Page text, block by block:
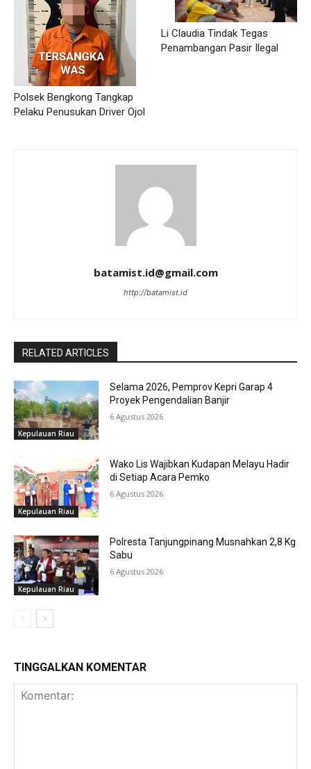
Polsek Bengkong Tangkap
Pelaku Penusukan Driver Ojol
Li Claudia Tindak Tegas
Penambangan Pasir Ilegal
batamist.id@gmail.com
http://batamist.id
RELATED ARTICLES
Kepulauan Riau
Selama 2026, Pemprov Kepri Garap 4
Proyek Pengendalian Banjir
6 Agustus 2026
Kepulauan Riau
Wako Lis Wajibkan Kudapan Melayu Hadir
di Setiap Acara Pemko
6 Agustus 2026
Kepulauan Riau
Polresta Tanjungpinang Musnahkan 2,8 Kg
Sabu
6 Agustus 2026
TINGGALKAN KOMENTAR